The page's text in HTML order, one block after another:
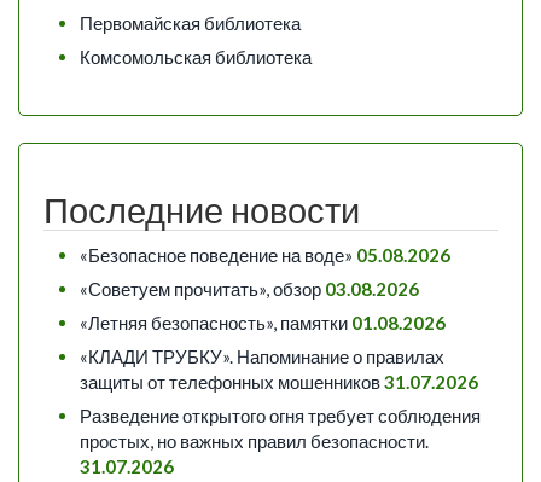
Первомайская библиотека
Комсомольская библиотека
Последние новости
«Безопасное поведение на воде» 05.08.2026
«Советуем прочитать», обзор 03.08.2026
«Летняя безопасность», памятки 01.08.2026
«КЛАДИ ТРУБКУ». Напоминание о правилах
защиты от телефонных мошенников31.07.2026
Разведение открытого огня требует соблюдения
простых, но важных правил безопасности.
31.07.2026